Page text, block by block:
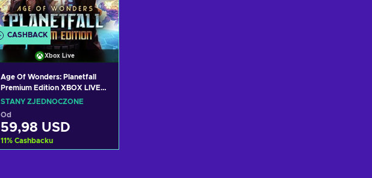
CASHBACK
Xbox Live
Age Of Wonders: Planetfall
Premium Edition XBOX LIVE
Key UNITED STATES
STANY ZJEDNOCZONE
Od
59,98 USD
11% Cashbacku